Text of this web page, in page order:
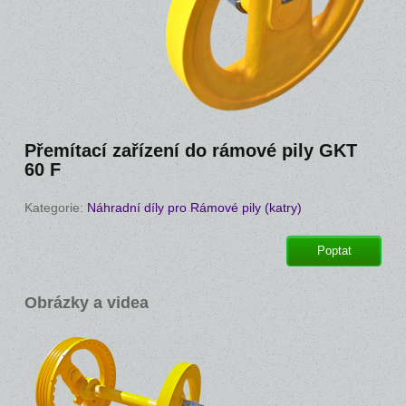
Přemítací zařízení do rámové pily GKT
60 F
Kategorie:Náhradní díly pro Rámové pily (katry)
Poptat
Obrázky a videa